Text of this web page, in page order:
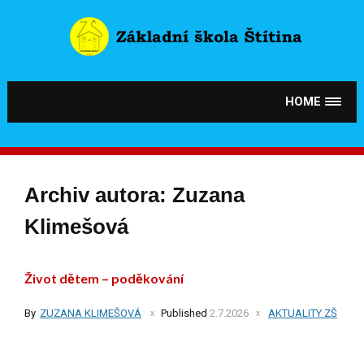
content
HOME
Archiv autora: Zuzana
Klimešová
Život dětem – poděkování
By ZUZANA KLIMEŠOVÁ Published 2.7.2026 AKTUALITY ZŠ